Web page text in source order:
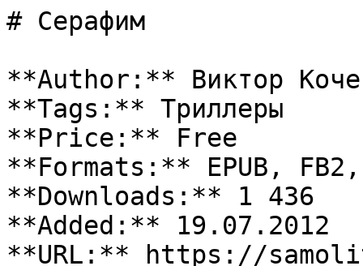
# Серафим
**Author:** Виктор
**Tags:** Триллеры
**Price:** Free
**Formats:** EPUB, FB2,
**Downloads:** 1 436
**Added:** 19.07.2012
**URL:** https://